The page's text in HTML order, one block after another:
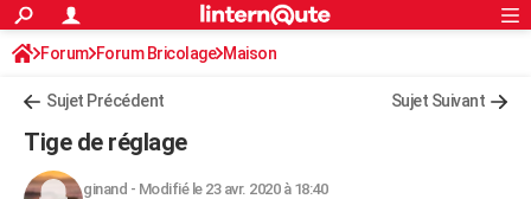
ACTUALITÉS
Politique
Société
Faits Divers
Education
Monde
Villes
+
FINANCE
S'inscrire
Connexion
Forum Forum Bricolage Maison
Sujet Précédent Sujet Suivant
Tige de réglage
ginand - Modifié le 23 avr. 2020 à 18:40